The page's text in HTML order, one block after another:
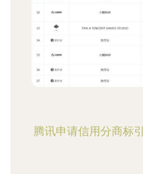
腾讯申请信用分商标